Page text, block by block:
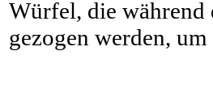
Würfel, die während
gezogen werden,